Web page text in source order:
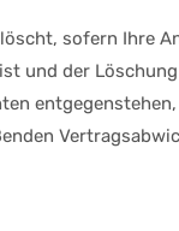
sofern Ihre
und der